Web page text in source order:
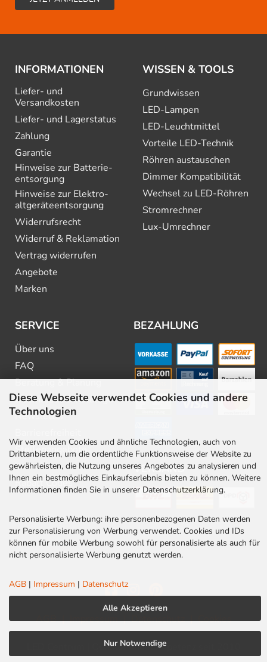
Diese Webseite verwendet Cookies und andere
Technologien
Wir verwenden Cookies und ähnliche Technologien, auch von
Drittanbietern, um die ordentliche Funktionsweise der Website zu
gewährleisten, die Nutzung unseres Angebotes zu analysieren und
Ihnen ein bestmögliches Einkaufserlebnis bieten zu können. Weitere
Informationen finden Sie in unserer Datenschutzerklärung.
Personalisierte Werbung: ihre personenbezogenen Daten werden
zur Personalisierung von Werbung verwendet. Cookies und IDs
können für mobile Werbung sowohl für personalisierte als auch für
nicht personalisierte Werbung genutzt werden.
AGB | Impressum | Datenschutz
Alle Akzeptieren
Nur Notwendige
INFORMATIONEN
Liefer- und
Versandkosten
Liefer- und Lagerstatus
Zahlung
Garantie
Hinweise zur Batterie­
entsorgung
Hinweise zur Elektro­
altgeräte­entsorgung
Widerrufsrecht
Widerruf & Reklamation
Vertrag widerrufen
Angebote
Marken
WISSEN & TOOLS
Grundwissen
LED-Lampen
LED-Leuchtmittel
Vorteile LED-Technik
Röhren austauschen
Dimmer Kompatibilität
Wechsel zu LED-Röhren
Stromrechner
Lux-Umrechner
SERVICE
Über uns
FAQ
Beratung & Planung
Downloads & Kataloge
Newsletter
Stellenangebote
Kontakt
Rabatt Codes
BEZAHLUNG
VERSAND
AGB | Impressum | Datenschutz | Cookies
LED Centrum | Qualität und Kompetenz seit 2010